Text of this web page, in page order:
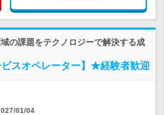
の課題をテクノロジーで解決する成
ビスオペレーター】★経験者歓迎
01/04